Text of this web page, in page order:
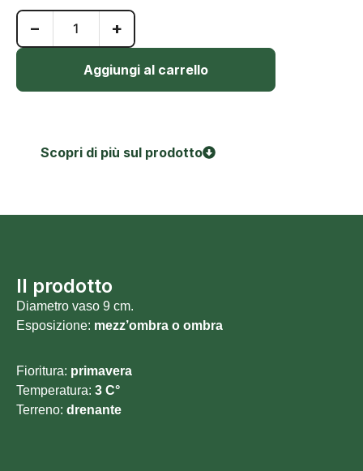
− +
Aggiungi al carrello
Scopri di più sul prodotto
Il prodotto
Diametro vaso 9 cm.
Esposizione: mezz’ombra o ombra
Fioritura: primavera
Temperatura: 3 C°
Terreno: drenante